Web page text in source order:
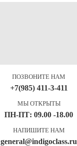
ПОЗВОНИТЕ НАМ
+7(985) 411-3-411
МЫ ОТКРЫТЫ
ПН-ПТ: 09.00 -18.00
НАПИШИТЕ НАМ
general@indigoclass.ru